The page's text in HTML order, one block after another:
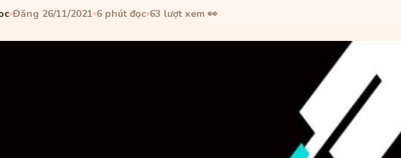
Đăng 26/11/2021 6 phút đọc 63 lượt xem 👀